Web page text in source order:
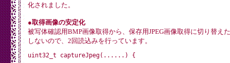
化されました。
●取得画像の安定化
被写体確認用BMP画像取得から、保存用JPEG画像取得に切り替え
しないので、2回読込みを行っています。
uint32_t captureJpeg(......) {